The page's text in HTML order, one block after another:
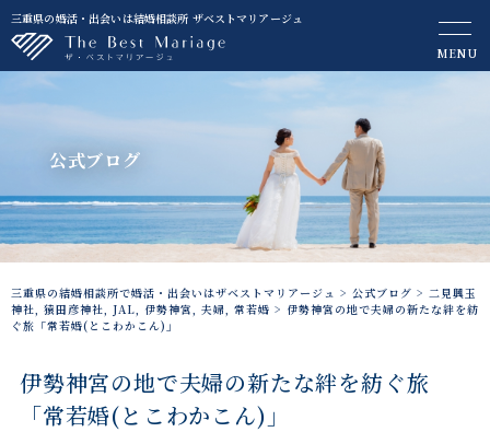
三重県の婚活・出会いは結婚相談所 ザベストマリアージュ
MENU
公式ブログ
三重県の結婚相談所で婚活・出会いはザベストマリアージュ > 公式ブログ > 二見興玉
神社, 猿田彦神社, JAL, 伊勢神宮, 夫婦, 常若婚 > 伊勢神宮の地で夫婦の新たな絆を紡
ぐ旅「常若婚(とこわかこん)」
伊勢神宮の地で夫婦の新たな絆を紡ぐ旅
「常若婚(とこわかこん)」